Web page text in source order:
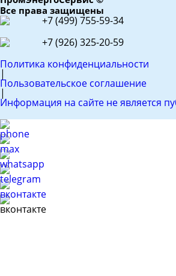
Все права защищены
+7 (499) 755-59-34
+7 (926) 325-20-59
Политика конфиденциальности
|
Пользовательское соглашение
|
Информация на сайте не является